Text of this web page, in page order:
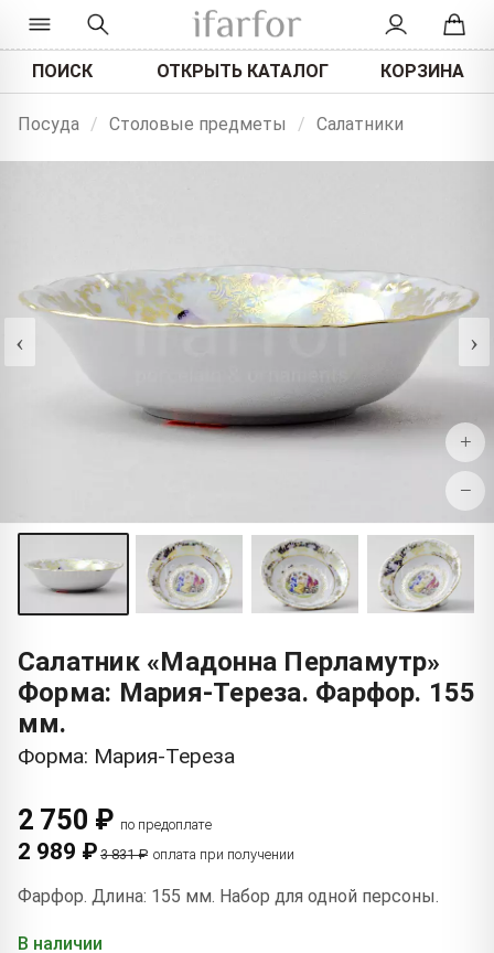
ПОИСК ОТКРЫТЬ КАТАЛОГ КОРЗИНА
Посуда / Столовые предметы / Салатники
‹ ›
+
−
Салатник «Мадонна Перламутр»
Форма: Мария-Тереза. Фарфор. 155
мм.
Форма: Мария-Тереза
2 750 ₽ по предоплате
2 989 ₽ 3 831 ₽ оплата при получении
Фарфор. Длина: 155 мм. Набор для одной персоны.
В наличии